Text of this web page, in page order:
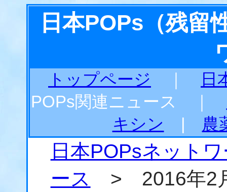
日本POPs（残留
トップページ
日
POPs関連ニュース ｜
キシン
農
日本POPsネット
ース
> 2016年2